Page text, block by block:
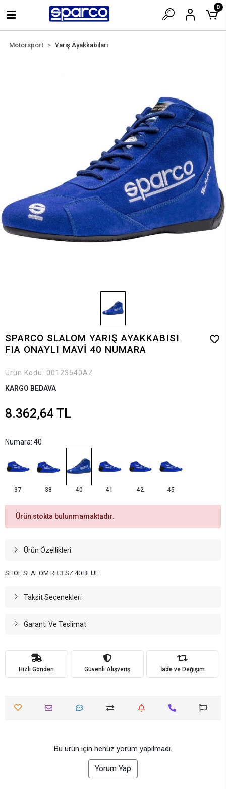
0
Motorsport Yarış Ayakkabıları
SPARCO SLALOM YARIŞ AYAKKABISI
FIA ONAYLI MAVİ 40 NUMARA
Ürün Kodu: 00123540AZ
KARGO BEDAVA
8.362,64 TL
Numara: 40
37 38 40 41 42 45
Ürün stokta bulunmamaktadır.
Ürün Özellikleri
SHOE SLALOM RB 3 SZ 40 BLUE
Taksit Seçenekleri
Garanti Ve Teslimat
Hızlı Gönderi Güvenli Alışveriş İade ve Değişim
Bu ürün için henüz yorum yapılmadı.
Yorum Yap